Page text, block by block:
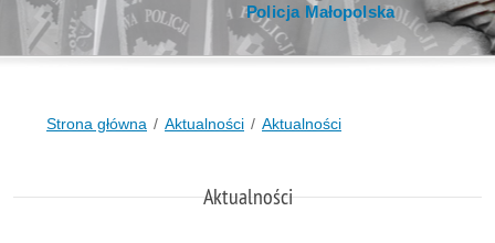
Policja Małopolska
Strona główna Aktualności Aktualności
Aktualności